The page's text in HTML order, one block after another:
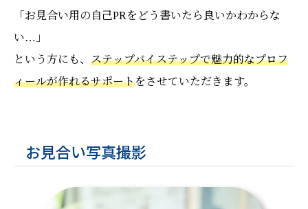
「お見合い用の自己PRをどう書いたら良いかわからな
い…」
という方にも、 ステップバイステップで魅力的なプロフ
ィールが作れるサポートをさせていただきます。
お見合い写真撮影